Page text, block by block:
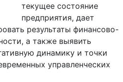
текущее состояние
предприятия, дает
результаты финансово-
а также выявить
динамику и точки
управленческих